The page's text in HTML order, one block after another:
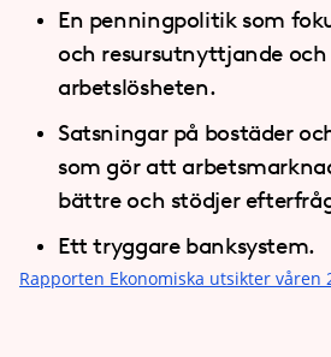
En penningpolitik som
och resursutnyttjande
arbetslösheten.
Satsningar på bostäder
som gör att
bättre och stödjer
Ett tryggare banksystem.
Rapporten Ekonomiska utsikter våren